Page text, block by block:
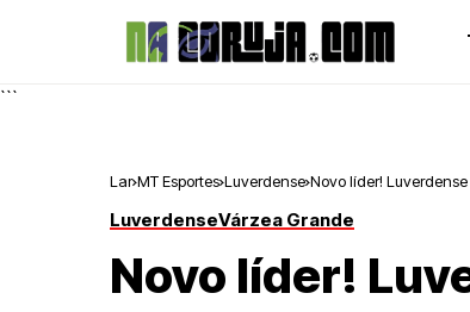
```
Lar MT Esportes Luverdense Novo líder!
LuverdenseVárzea Grande
Novo líder!